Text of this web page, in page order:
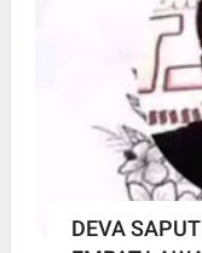
DEVA